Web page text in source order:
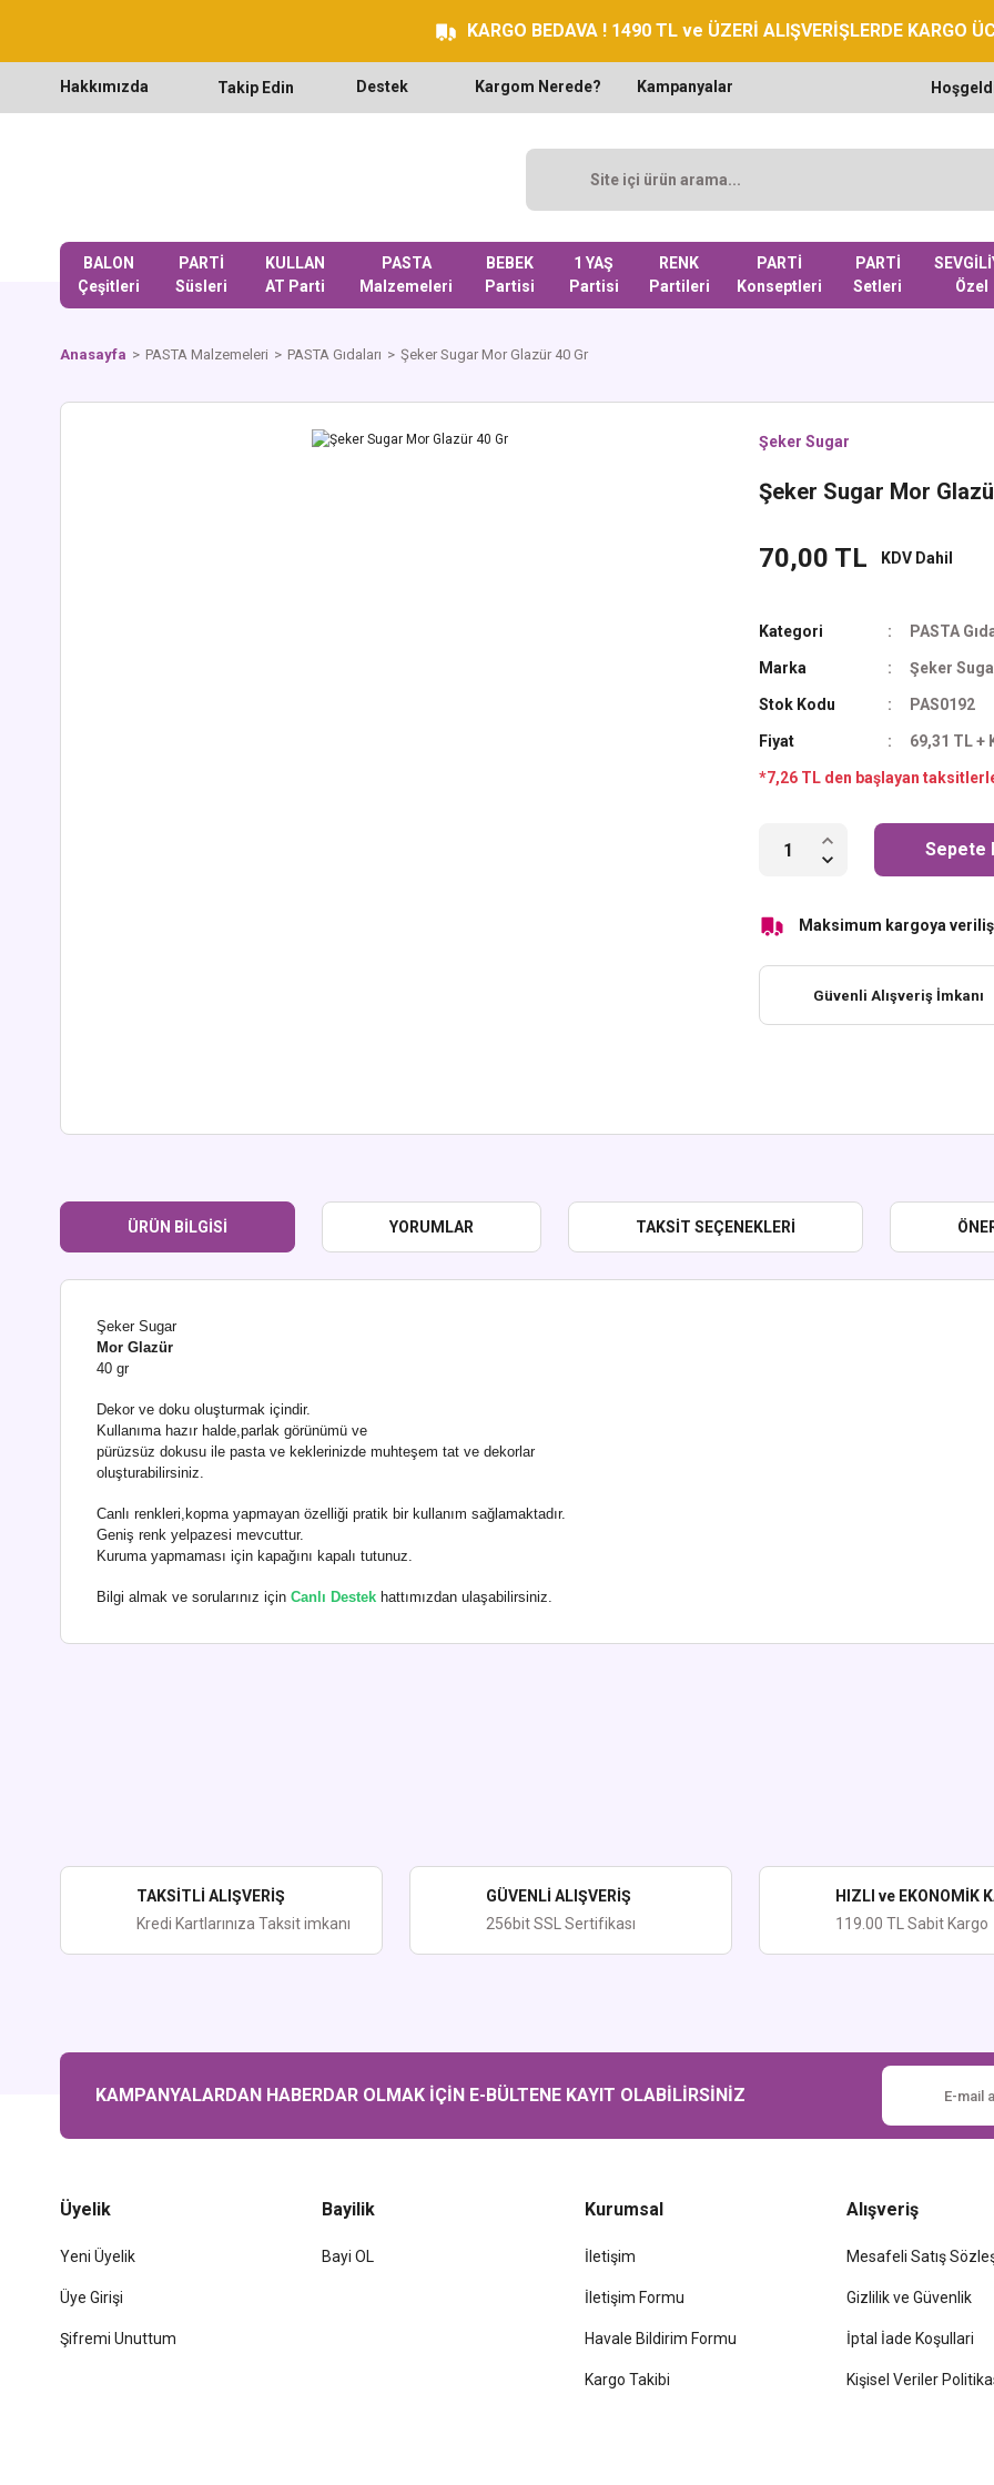
KARGO BEDAVA ! 1490 TL ve ÜZERİ ALIŞVERİŞLERDE KARGO
Hakkımızda Takip Edin Destek Kargom Nerede? Kampanyalar
BALON
Çeşitleri
PARTİ
Süsleri
KULLAN
AT Parti
PASTA
Malzemeleri
BEBEK
Partisi
1 YAŞ
Partisi
RENK
Partileri
PARTİ
Konseptleri
PARTİ
Setleri
Özel
Anasayfa PASTA Malzemeleri PASTA Gıdaları Şeker Sugar Mor Glazür 40 Gr
Şeker Sugar
Şeker Sugar Mor
70,00 TL KDV Dahil
Kategori PASTA
Marka Şeker
Stok Kodu PAS0192
Fiyat 69,31 TL +
*7,26 TL den başlayan
Sepete
Maksimum kargoya
Güvenli Alışveriş İmkanı
ÜRÜN BILGISI YORUMLAR TAKSIT SEÇENEKLERI
Şeker Sugar
Mor Glazür
40 gr
Dekor ve doku oluşturmak içindir.
Kullanıma hazır halde,parlak görünümü ve
pürüzsüz dokusu ile pasta ve keklerinizde muhteşem tat ve dekorlar
oluşturabilirsiniz.
Canlı renkleri,kopma yapmayan özelliği pratik bir kullanım sağlamaktadır.
Geniş renk yelpazesi mevcuttur.
Kuruma yapmaması için kapağını kapalı tutunuz.
Bilgi almak ve sorularınız için Canlı Destek hattımızdan ulaşabilirsiniz.
Ürün fiyatı diğer sitelerden daha pahalı.
Bu ürüne benzer farklı alternatifler olmalı.
TAKSİTLİ ALIŞVERİŞ
Kredi Kartlarınıza Taksit imkanı
GÜVENLİ ALIŞVERİŞ
256bit SSL Sertifikası
HIZLI ve EKONOMİK
119.00 TL Sabit Kargo
KAMPANYALARDAN HABERDAR OLMAK İÇİN E-BÜLTENE KAYIT OLABİLİRSİNİZ
Üyelik
Yeni Üyelik
Üye Girişi
Şifremi Unuttum
Bayilik
Bayi OL
Kurumsal
İletişim
İletişim Formu
Havale Bildirim Formu
Kargo Takibi
Alışveriş
Mesafeli Satış
Gizlilik ve Güvenlik
İptal İade Koşullari
Kişisel Veriler